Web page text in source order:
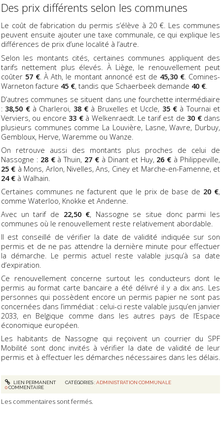
Des prix différents selon les communes
Le coût de fabrication du permis s’élève à 20 €. Les communes
peuvent ensuite ajouter une taxe communale, ce qui explique les
différences de prix d’une localité à l’autre.
Selon les montants cités, certaines communes appliquent des
tarifs nettement plus élevés. À Liège, le renouvellement peut
coûter 57 € . À Ath, le montant annoncé est de 45,30 €. Comines-
Warneton facture 45 €, tandis que Schaerbeek demande 40 €
D’autres communes se situent dans une fourchette intermédiaire
: 38,50 €à Charleroi, 38 € à Bruxelles et Uccle, 35 € à Tournai et
Verviers, ou encore 33 €à Welkenraedt. Le tarif est de 30 €dans
plusieurs communes comme La Louvière, Lasne, Wavre, Durbuy,
Gembloux, Herve, Waremme ou Wanze.
On retrouve aussi des montants plus proches de celui de
Nassogne : 28 €à Thuin, 27 € à Dinant et Huy, 26 € à Philippeville,
25 € à Mons, Arlon, Nivelles, Ans, Ciney et Marche-en-Famenne, et
24 € à Walhain.
Certaines communes ne facturent que le prix de base de 20 €,
comme Waterloo, Knokke et Andenne.
Avec un tarif de 22,50 €, Nassogne se situe donc parmi les
communes où le renouvellement reste relativement abordable.
Il est conseillé de vérifier la date de validité indiquée sur son
permis et de ne pas attendre la dernière minute pour effectuer
la démarche. Le permis actuel reste valable jusqu’à sa date
d’expiration.
Ce renouvellement concerne surtout les conducteurs dont le
permis au format carte bancaire a été délivré il y a dix ans. Les
personnes qui possèdent encore un permis papier ne sont pas
concernées dans l’immédiat : celui-ci reste valable jusqu’en janvier
2033, en Belgique comme dans les autres pays de l’Espace
économique européen.
Les habitants de Nassogne qui reçoivent un courrier du SPF
Mobilité sont donc invités à vérifier la date de validité de leur
permis et à effectuer les démarches nécessaires dans les délais.
LIEN PERMANENT CATÉGORIES :ADMINISTRATION COMMUNALE
0COMMENTAIRE
Les commentaires sont fermés.